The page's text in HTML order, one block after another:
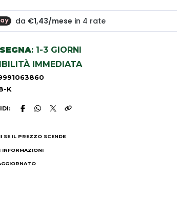
: 1-3 GIORNI
IMMEDIATA
K
SE IL PREZZO SCENDE
INFORMAZIONI